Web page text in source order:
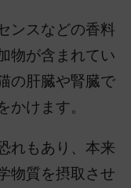
ンスなどの香料
物が含まれてい
の肝臓や腎臓で
かけます。
れもあり、本来
物質を摂取させ